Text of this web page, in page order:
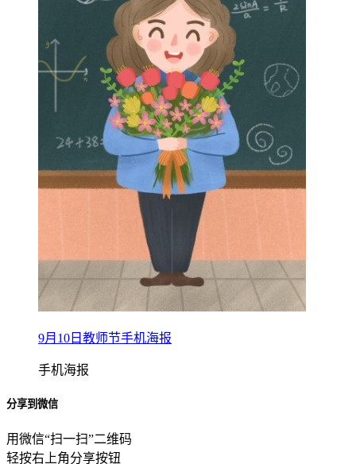
9月10日教师节手机海报
手机海报
分享到微信
用微信“扫一扫”二维码
轻按右上角分享按钮